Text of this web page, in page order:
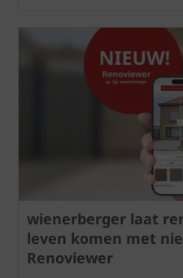
wienerberger laat
leven komen met
Renoviewer